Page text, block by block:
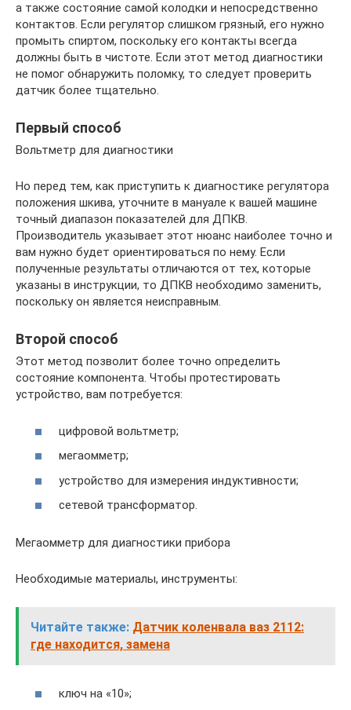
а также состояние самой колодки и непосредственно
контактов. Если регулятор слишком грязный, его нужно
промыть спиртом, поскольку его контакты всегда
должны быть в чистоте. Если этот метод диагностики
не помог обнаружить поломку, то следует проверить
датчик более тщательно.
Первый способ
Вольтметр для диагностики
Но перед тем, как приступить к диагностике регулятора
положения шкива, уточните в мануале к вашей машине
точный диапазон показателей для ДПКВ.
Производитель указывает этот нюанс наиболее точно и
вам нужно будет ориентироваться по нему. Если
полученные результаты отличаются от тех, которые
указаны в инструкции, то ДПКВ необходимо заменить,
поскольку он является неисправным.
Второй способ
Этот метод позволит более точно определить
состояние компонента. Чтобы протестировать
устройство, вам потребуется:
цифровой вольтметр;
мегаомметр;
устройство для измерения индуктивности;
сетевой трансформатор.
Мегаомметр для диагностики прибора
Необходимые материалы, инструменты:
Читайте также: Датчик коленвала ваз 2112:
где находится, замена
ключ на «10»;